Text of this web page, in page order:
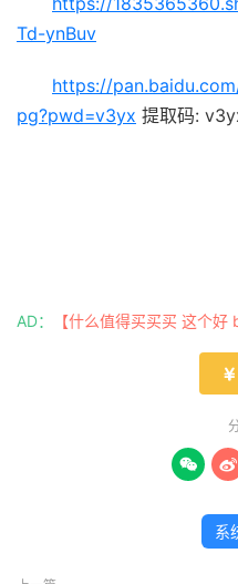
Td-ynBuv
https://
pg?pwd=v3yx 提取码:
AD： 【什么值得买买买 这个

 
系